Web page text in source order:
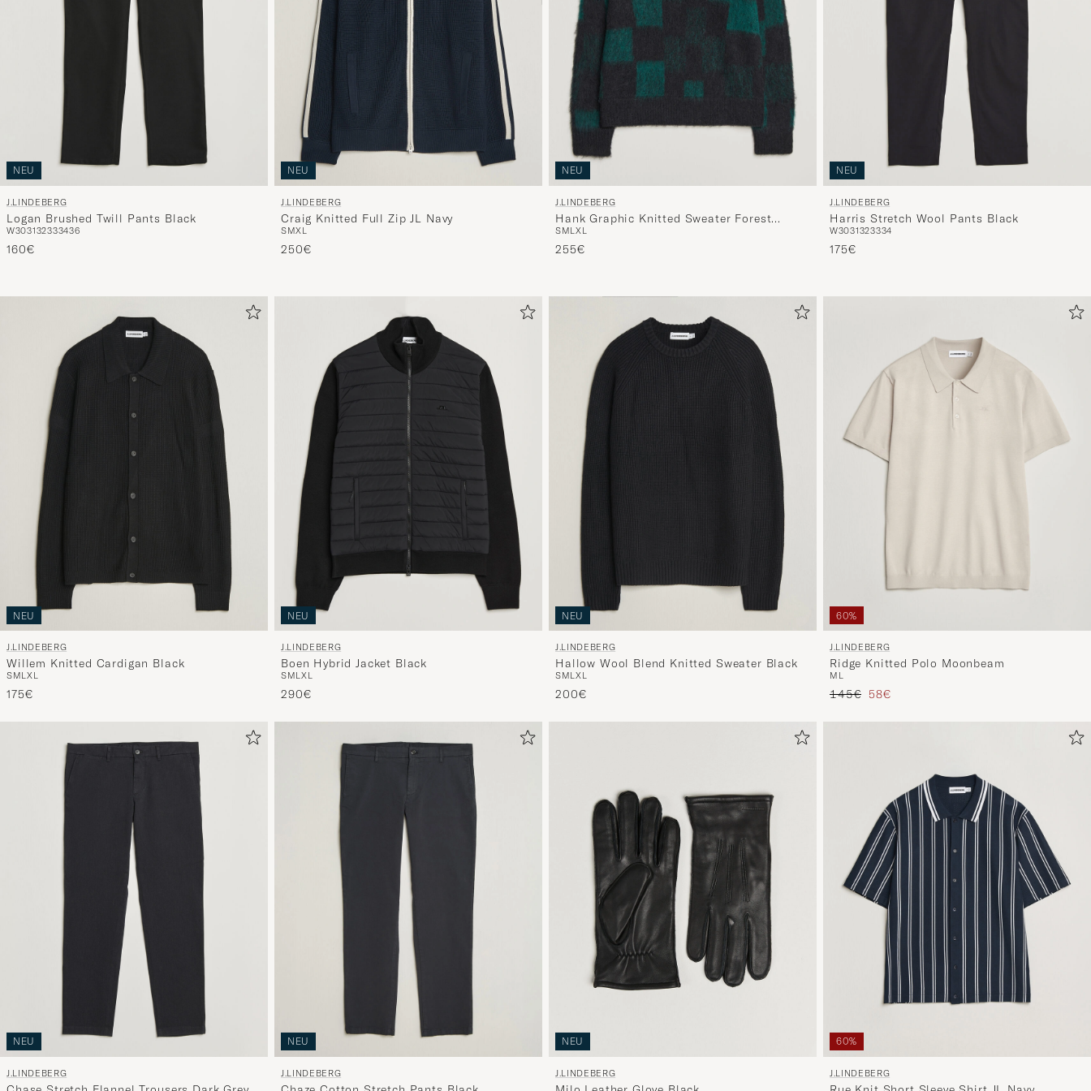
NEU
J.LINDEBERG
Logan Brushed Twill Pants Black
W303132333436
160€
NEU
J.LINDEBERG
Craig Knitted Full Zip JL Navy
SMXL
250€
NEU
J.LINDEBERG
Hank Graphic Knitted Sweater Forest
Biome
SMLXL
255€
NEU
J.LINDEBERG
Harris Stretch Wool Pants Black
W3031323334
175€
NEU
J.LINDEBERG
Willem Knitted Cardigan Black
SMLXL
175€
NEU
J.LINDEBERG
Boen Hybrid Jacket Black
SMLXL
290€
NEU
J.LINDEBERG
Hallow Wool Blend Knitted Sweater Black
SMLXL
200€
60%
J.LINDEBERG
Ridge Knitted Polo Moonbeam
M L
Regulärer Preis
145€ Reduzierter Preis
58€
NEU
J.LINDEBERG
NEU
J.LINDEBERG
NEU
J.LINDEBERG
60%
J.LINDEBERG